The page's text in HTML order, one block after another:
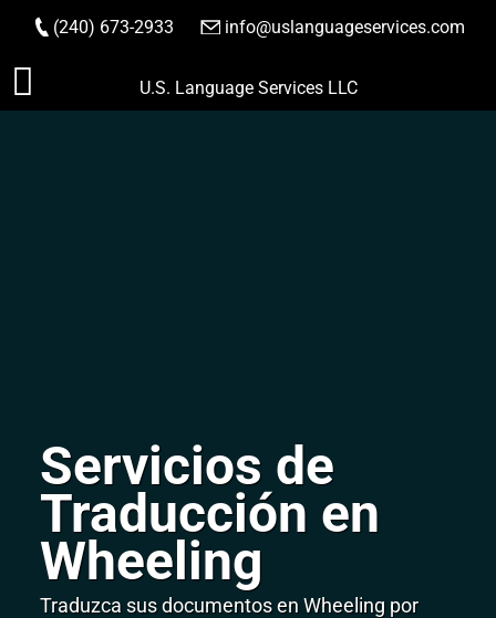
Saltar
(240) 673-2933 info@uslanguageservices.com
HACER PEDIDO
U.S. Language Services LLC
Servicios de
Traducción en
Wheeling
Traduzca sus documentos en Wheeling por